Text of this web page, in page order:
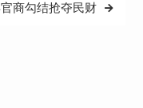
商勾结抢夺民财